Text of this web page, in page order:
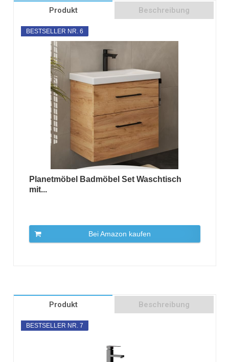
Produkt Beschreibung
BESTSELLER NR. 6
Planetmöbel Badmöbel Set Waschtisch
mit...
Bei Amazon kaufen
Produkt Beschreibung
BESTSELLER NR. 7